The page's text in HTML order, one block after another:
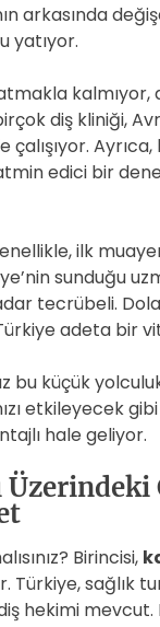
arkasında
yatıyor.
kalmıyor,
diş kliniği,
edici bir
ilk
sunduğu
tecrübeli.
adeta bir
bu küçük
etkileyecek
hale geliyor.
Birincisi,
sağlık
hekimi